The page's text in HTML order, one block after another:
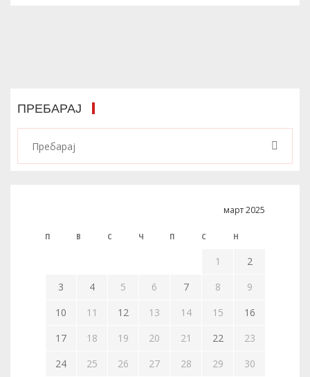
ПРЕБАРАЈ
март 2025
П В С Ч П С Н
1
2
3
4 5 6 7 8
9
10
11 12 13 14 15
16
17
18 19 20 21 22
23
24
25 26 27 28 29
30